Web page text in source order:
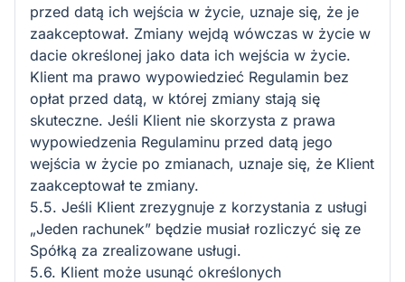
przed datą ich wejścia w życie, uznaje się, że je
zaakceptował. Zmiany wejdą wówczas w życie w
dacie określonej jako data ich wejścia w życie.
Klient ma prawo wypowiedzieć Regulamin bez
opłat przed datą, w której zmiany stają się
skuteczne. Jeśli Klient nie skorzysta z prawa
wypowiedzenia Regulaminu przed datą jego
wejścia w życie po zmianach, uznaje się, że Klient
zaakceptował te zmiany.
5.5. Jeśli Klient zrezygnuje z korzystania z usługi
„Jeden rachunek” będzie musiał rozliczyć się ze
Spółką za zrealizowane usługi.
5.6. Klient może usunąć określonych